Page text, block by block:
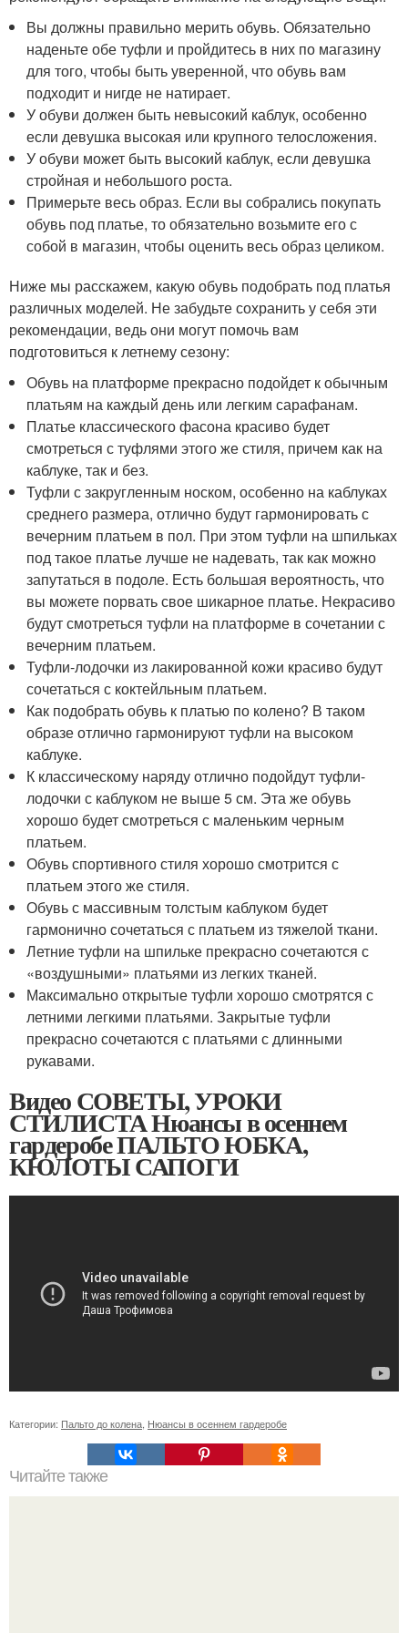
Вы должны правильно мерить обувь. Обязательно
наденьте обе туфли и пройдитесь в них по магазину
для того, чтобы быть уверенной, что обувь вам
подходит и нигде не натирает.
У обуви должен быть невысокий каблук, особенно
если девушка высокая или крупного телосложения.
У обуви может быть высокий каблук, если девушка
стройная и небольшого роста.
Примерьте весь образ. Если вы собрались покупать
обувь под платье, то обязательно возьмите его с
собой в магазин, чтобы оценить весь образ целиком.
Ниже мы расскажем, какую обувь подобрать под платья
различных моделей. Не забудьте сохранить у себя эти
рекомендации, ведь они могут помочь вам
подготовиться к летнему сезону:
Обувь на платформе прекрасно подойдет к обычным
платьям на каждый день или легким сарафанам.
Платье классического фасона красиво будет
смотреться с туфлями этого же стиля, причем как на
каблуке, так и без.
Туфли с закругленным носком, особенно на каблуках
среднего размера, отлично будут гармонировать с
вечерним платьем в пол. При этом туфли на шпильках
под такое платье лучше не надевать, так как можно
запутаться в подоле. Есть большая вероятность, что
вы можете порвать свое шикарное платье. Некрасиво
будут смотреться туфли на платформе в сочетании с
вечерним платьем.
Туфли-лодочки из лакированной кожи красиво будут
сочетаться с коктейльным платьем.
Как подобрать обувь к платью по колено? В таком
образе отлично гармонируют туфли на высоком
каблуке.
К классическому наряду отлично подойдут туфли-
лодочки с каблуком не выше 5 см. Эта же обувь
хорошо будет смотреться с маленьким черным
платьем.
Обувь спортивного стиля хорошо смотрится с
платьем этого же стиля.
Обувь с массивным толстым каблуком будет
гармонично сочетаться с платьем из тяжелой ткани.
Летние туфли на шпильке прекрасно сочетаются с
«воздушными» платьями из легких тканей.
Максимально открытые туфли хорошо смотрятся с
летними легкими платьями. Закрытые туфли
прекрасно сочетаются с платьями с длинными
рукавами.
Видео СОВЕТЫ, УРОКИ
СТИЛИСТА Нюансы в осеннем
гардеробе ПАЛЬТО ЮБКА,
КЮЛОТЫ САПОГИ
Категории: Пальто до колена Нюансы в осеннем гардеробе
Читайте также